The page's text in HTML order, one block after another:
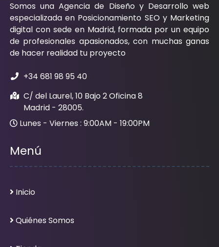
Somos una Agencia de Diseño y Desarrollo web
especializada en Posicionamiento SEO y Marketing
digital con sede en Madrid, formada por un equipo
de profesionales apasionados, con muchas ganas
de hacer realidad tu proyecto
+34 681 98 95 40
C/ del Laurel, 10 Bajo 2 Oficina 8
Madrid - 28005.
Lunes - Viernes : 9:00AM - 19:00PM
Menú
Inicio
Quiénes Somos